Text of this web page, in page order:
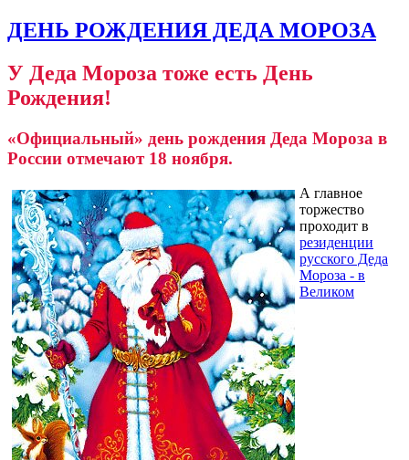
ДЕНЬ РОЖДЕНИЯ ДЕДА МОРОЗА
У Деда Мороза тоже есть День
Рождения!
«Официальный» день рождения Деда Мороза в
России отмечают 18 ноября.
А главное
торжество
проходит в
резиденции
русского Деда
Мороза - в
Великом